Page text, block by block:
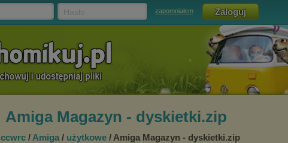
zapomniałem
Amiga Magazyn - dyskietki.zip
ccwrc / Amiga / użytkowe / Amiga Magazyn - dyskietki.zip